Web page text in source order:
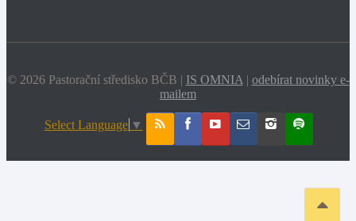
© 2026 Pastorační středisko BČB | IS OMNIA | odebírat novinky e-
mailem
Select Language ▼